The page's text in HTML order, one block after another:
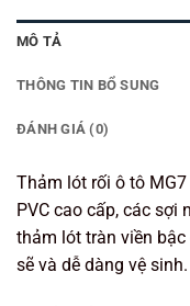
MÔ TẢ
THÔNG TIN BỔ SUNG
ĐÁNH GIÁ (0)
Thảm lót rối ô tô
PVC cao cấp, các
thảm lót tràn viền
sẽ và dễ dàng vệ sinh.